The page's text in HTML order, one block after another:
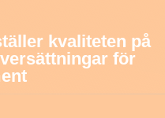
kvaliteten på
för